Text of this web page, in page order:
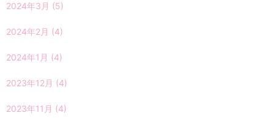
2024年3月 (5)
2024年2月 (4)
2024年1月 (4)
2023年12月 (4)
2023年11月 (4)